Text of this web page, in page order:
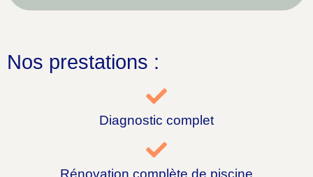
Nos prestations :
Diagnostic complet
Rénovation complète de piscine